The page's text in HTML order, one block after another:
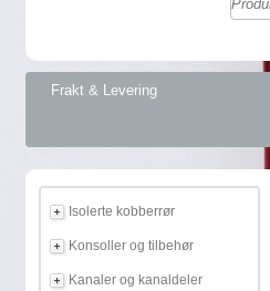
Frakt & Levering
Isolerte kobberrør
Konsoller og tilbehør
Kanaler og kanaldeler